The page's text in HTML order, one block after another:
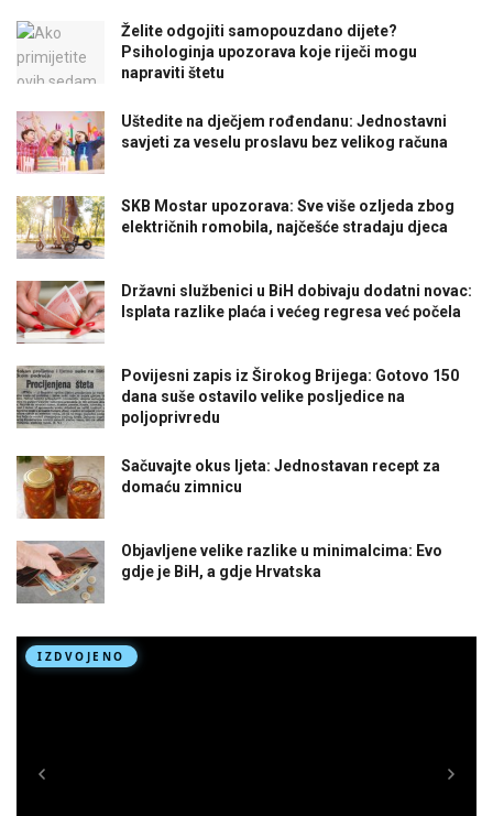
Želite odgojiti samopouzdano dijete?
Psihologinja upozorava koje riječi mogu
napraviti štetu
Uštedite na dječjem rođendanu: Jednostavni
savjeti za veselu proslavu bez velikog računa
SKB Mostar upozorava: Sve više ozljeda zbog
električnih romobila, najčešće stradaju djeca
Državni službenici u BiH dobivaju dodatni novac:
Isplata razlike plaća i većeg regresa već počela
Povijesni zapis iz Širokog Brijega: Gotovo 150
dana suše ostavilo velike posljedice na
poljoprivredu
Sačuvajte okus ljeta: Jednostavan recept za
domaću zimnicu
Objavljene velike razlike u minimalcima: Evo
gdje je BiH, a gdje Hrvatska